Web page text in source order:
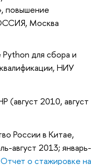
, повышение
Москва
для сбора и
, НИУ
(август 2010, август
России в Китае,
август 2013; январь-
Отчет о стажировке на